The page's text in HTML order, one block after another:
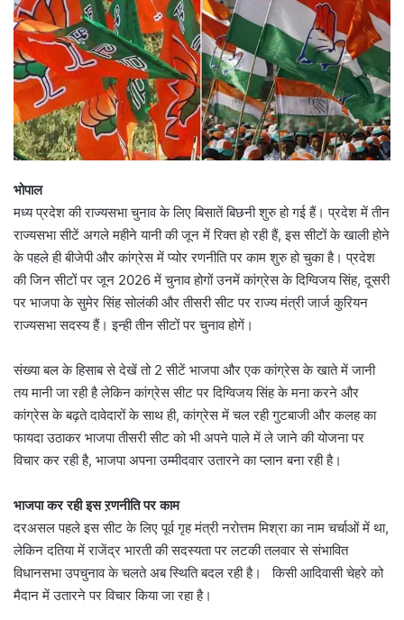
भोपाल
मध्य प्रदेश की राज्यसभा चुनाव के लिए बिसातें बिछनी शुरु हो गई हैं। प्रदेश में तीन
राज्यसभा सीटें अगले महीने यानी की जून में रिक्त हो रही हैं, इस सीटों के खाली होने
के पहले ही बीजेपी और कांग्रेस में प्योर रणनीति पर काम शुरु हो चुका है। प्रदेश
की जिन सीटों पर जून 2026 में चुनाव होगों उनमें कांग्रेस के दिग्विजय सिंह, दूसरी
पर भाजपा के सुमेर सिंह सोलंकी और तीसरी सीट पर राज्य मंत्री जार्ज कुरियन
राज्यसभा सदस्य हैं। इन्ही तीन सीटों पर चुनाव होगें।
संख्या बल के हिसाब से देखें तो 2 सीटें भाजपा और एक कांग्रेस के खाते में जानी
तय मानी जा रही है लेकिन कांग्रेस सीट पर दिग्विजय सिंह के मना करने और
कांग्रेस के बढ़ते दावेदारों के साथ ही, कांग्रेस में चल रही गुटबाजी और कलह का
फायदा उठाकर भाजपा तीसरी सीट को भी अपने पाले में ले जाने की योजना पर
विचार कर रही है, भाजपा अपना उम्मीदवार उतारने का प्लान बना रही है।
भाजपा कर रही इस ऱणनीति पर काम
दरअसल पहले इस सीट के लिए पूर्व गृह मंत्री नरोत्तम मिश्रा का नाम चर्चाओं में था,
लेकिन दतिया में राजेंद्र भारती की सदस्यता पर लटकी तलवार से संभावित
विधानसभा उपचुनाव के चलते अब स्थिति बदल रही है। किसी आदिवासी चेहरे को
मैदान में उतारने पर विचार किया जा रहा है।